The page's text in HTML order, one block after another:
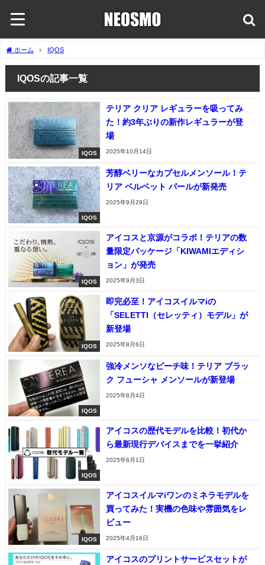
ホーム IQOS
IQOSの記事一覧
IQOS
テリア クリア レギュラーを吸ってみ
た！約3年ぶりの新作レギュラーが登
場
2025年10月14日
IQOS
芳醇ベリーなカプセルメンソール！テ
リア ベルベット パールが新発売
2025年9月29日
IQOS
アイコスと京源がコラボ！テリアの数
量限定パッケージ「KIWAMIエディシ
ョン」が発売
2025年9月3日
IQOS
即完必至！アイコスイルマiの
「SELETTI（セレッティ）モデル」が
新登場
2025年8月6日
IQOS
強冷メンソなピーチ味！テリア ブラッ
ク フューシャ メンソールが新登場
2025年8月4日
IQOS
アイコスの歴代モデルを比較！初代か
ら最新現行デバイスまでを一挙紹介
2025年6月1日
IQOS
アイコスイルマiワンのミネラモデルを
買ってみた！実機の色味や雰囲気をレ
ビュー
2025年4月16日
アイコスのプリントサービスセットが